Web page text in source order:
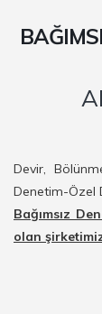
Devir,
Denetim-Özel
Bağımsız
olan